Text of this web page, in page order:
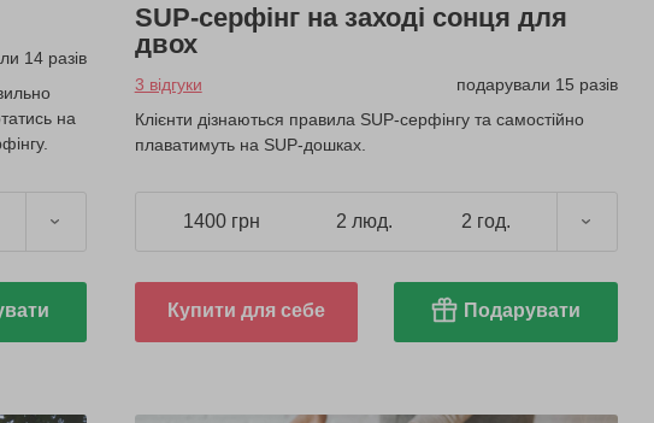
14 разів
на
SUP-серфінг на заході сонця для
двох
3 відгуки
подарували 15 разів
Клієнти дізнаються правила SUP-серфінгу та самостійно
плаватимуть на SUP-дошках.
1400 грн 2 люд. 2 год.
Купити для себе Подарувати